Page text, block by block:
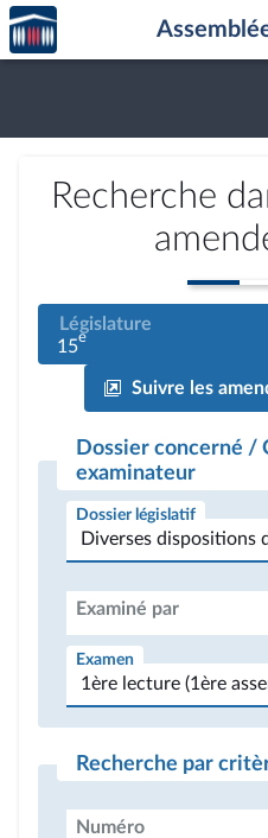
Aller au contenu
Aller en bas de la page
Accèder
à la
page
Recherche
Législature
15e
Suivre les
Dossier concerné /
examinateur
Dossier législatif
Examiné par
Examen
Recherche par
Numéro